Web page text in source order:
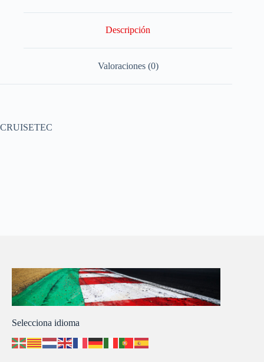
Descripción
Valoraciones (0)
CRUISETEC
Selecciona idioma